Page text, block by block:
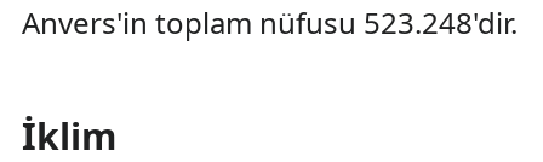
Anvers'in toplam nüfusu 523.248'dir.
İklim